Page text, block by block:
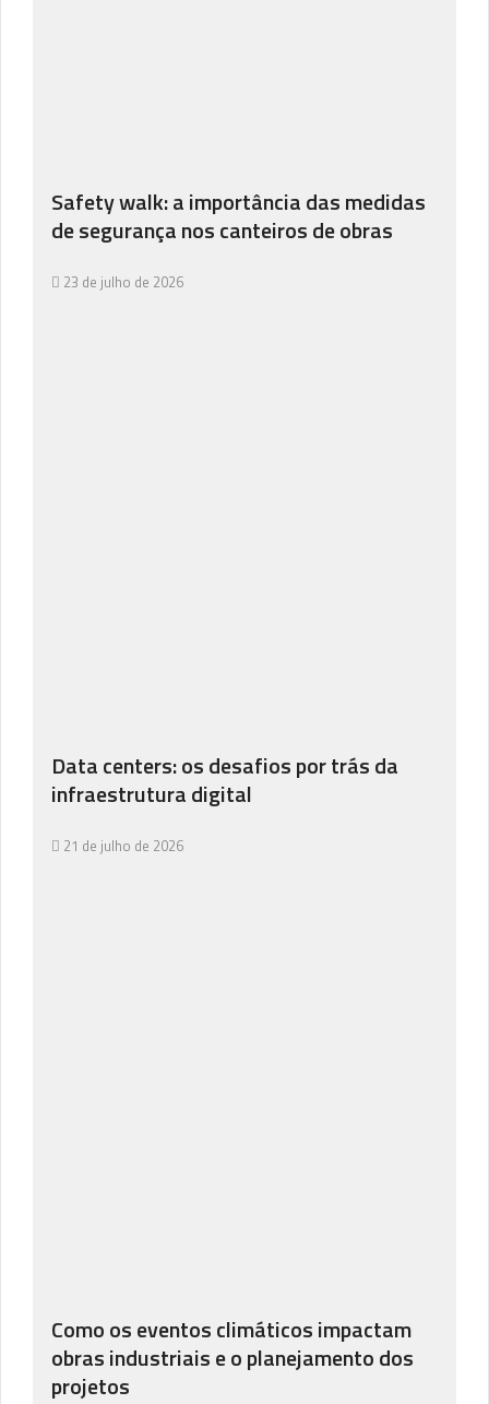
Safety walk: a importância das medidas
de segurança nos canteiros de obras
23 de julho de 2026
Data centers: os desafios por trás da
infraestrutura digital
21 de julho de 2026
Como os eventos climáticos impactam
obras industriais e o planejamento dos
projetos